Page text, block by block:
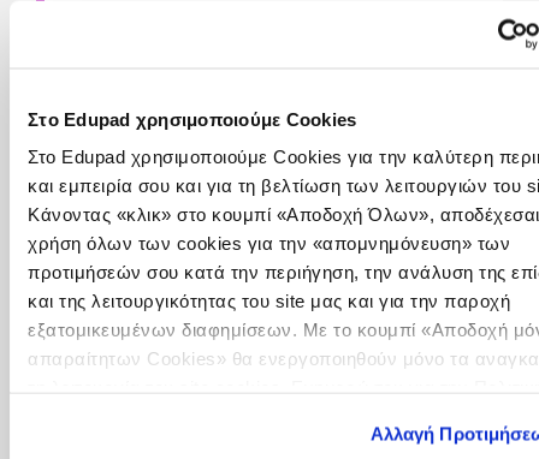
Στο Edupad χρησιμοποιούμε Cookies
Στο Edupad χρησιμοποιούμε Cookies για την καλύτερη
και εμπειρία σου και για τη βελτίωση των λειτουργιών του
Κάνοντας «κλικ» στο κουμπί «Αποδοχή Όλων»,
χρήση όλων των cookies για την «απομνημόνευση» των
προτιμήσεών σου κατά την περιήγηση, την ανάλυση της
και της λειτουργικότητας του site μας και για την παροχή
εξατομικευμένων διαφημίσεων. Με το κουμπί «Αποδοχή
απαραίτητων Cookies» θα ενεργοποιηθούν μόνο τα
«Ρυθμίσεις Cookies», και τροποποίησε ανά πάσα στιγμή τις
Αλλαγή
classroom. She is currently running a Comenius
Lifes Programme and other privately funded
European school projects. Her primary goal is to
share and create innovative materials with other
teachers .The reviews she will share on this site
are foreducational purposes only.She has
personally used each app in the classroom and
strongly recommends each one for school or
home use.